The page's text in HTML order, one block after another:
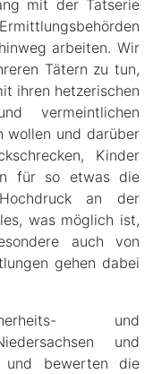
mit der Tatserie
arbeiten. Wir
Tätern zu tun,
ihren hetzerischen
vermeintlichen
wollen und darüber
Kinder
für so etwas die
an der
was möglich ist,
auch von
gehen dabei
und
und
und bewerten die